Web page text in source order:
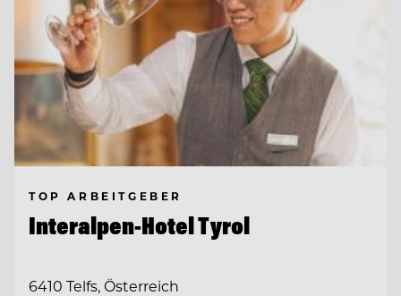
TOP ARBEITGEBER
Interalpen-Hotel Tyrol
6410 Telfs, Österreich